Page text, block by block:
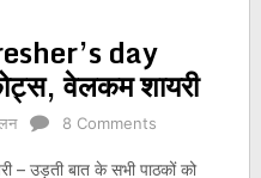
day
वेलकम शायरी
8 Comments
– उड़ती बात के सभी पाठकों को